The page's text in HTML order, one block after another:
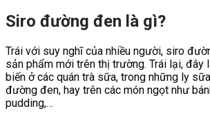
Siro đường đen là gì?
Trái với suy nghĩ của nhiều người, siro
sản phẩm mới trên thị trường. Trái lại, đây
biến ở các quán trà sữa, trong những ly
đường đen, hay trên các món ngọt như
pudding,…